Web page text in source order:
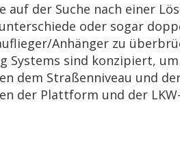
auf der Suche nach einer
oder sogar
Anhänger zu
Systems sind konzipiert,
dem Straßenniveau und
der Plattform und der